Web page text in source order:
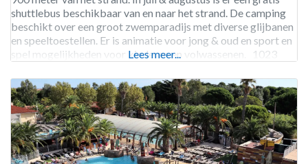
shuttlebus beschikbaar van en naar het strand. De camping
beschikt over een groot zwemparadijs met diverse glijbanen
en speeltoestellen. Er is animatie voor jong & oud en sport en
spel mogelijkheden voor kinderen en volwassenen. 1023
Lees meer...